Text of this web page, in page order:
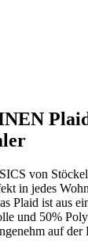
von
in jedes
Plaid ist aus
und 50%
auf der